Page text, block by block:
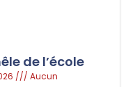
de l’école
Aucun